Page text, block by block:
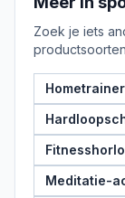
Zoek je iets
Meditatie-